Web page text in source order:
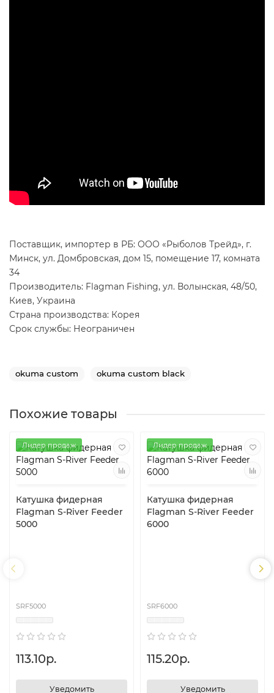
Поставщик, импортер в РБ: ООО «Рыболов Трейд», г.
Минск, ул. Домбровская, дом 15, помещение 17, комната
34
Производитель: Flagman Fishing, ул. Волынская, 48/50,
Киев, Украина
Страна производства: Корея
Срок службы: Неограничен
okuma custom okuma custom black
Похожие товары
Лидер продаж
Катушка фидерная
Flagman S-River Feeder
5000
SRF5000
113.10р.
Уведомить
Лидер продаж
Катушка фидерная
Flagman S-River Feeder
6000
SRF6000
115.20р.
Уведомить